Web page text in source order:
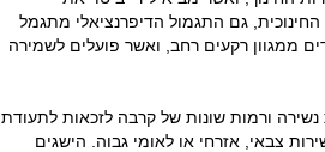
החינוכית, גם התגמול הדיפרנציאלי מתגמל
ממגוון רקעים רחב, ואשר פועלים לשמירה
ורמות שונות של קרבה לזכאות לתעודת
צבאי, אזרחי או לאומי גבוה. הישגים